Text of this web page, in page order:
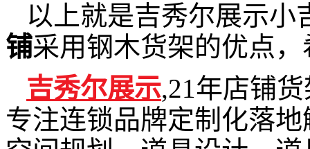
以上就是吉秀尔展示小
铺采用钢木货架的优点
吉秀尔展示,21年店铺
专注连锁品牌定制化落